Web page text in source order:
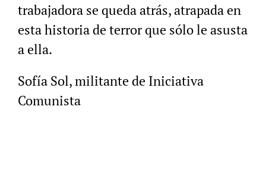
trabajadora se queda atrás, atrapada en
esta historia de terror que sólo le asusta
a ella.
Sofía Sol, militante de Iniciativa
Comunista